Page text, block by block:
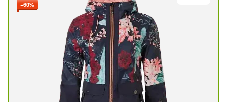
−60%